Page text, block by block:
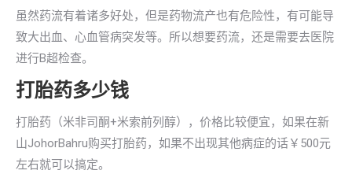
虽然药流有着诸多好处，但是药物流产也有危险性，有可能导
致大出血、心血管病突发等。所以想要药流，还是需要去医院
进行B超检查。
打胎药多少钱
打胎药（米非司酮+米索前列醇），价格比较便宜，如果在新
山JohorBahru购买打胎药，如果不出现其他病症的话￥500元
左右就可以搞定。